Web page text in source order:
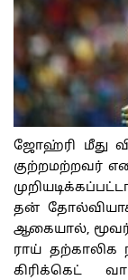
ஜோஹ்ரி மீது
குற்றமற்றவர்
தன் தோல்வியாக
ஆகையால்,
ராய் தற்காலிக
கிரிக்கெட்